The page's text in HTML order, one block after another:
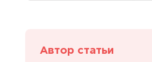
Автор статьи